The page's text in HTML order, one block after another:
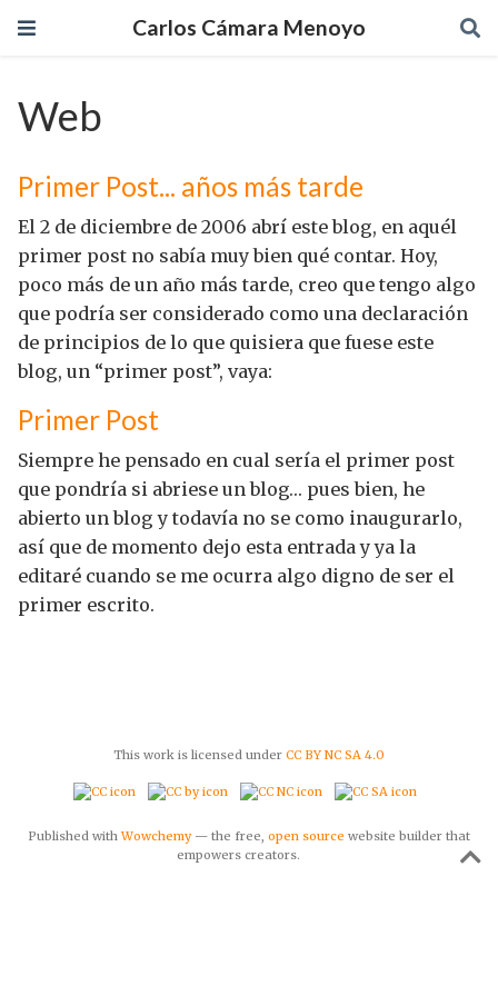
Carlos Cámara Menoyo
Web
Primer Post... años más tarde
El 2 de diciembre de 2006 abrí este blog, en aquél
primer post no sabía muy bien qué contar. Hoy,
poco más de un año más tarde, creo que tengo algo
que podría ser considerado como una declaración
de principios de lo que quisiera que fuese este
blog, un “primer post”, vaya:
Primer Post
Siempre he pensado en cual sería el primer post
que pondría si abriese un blog… pues bien, he
abierto un blog y todavía no se como inaugurarlo,
así que de momento dejo esta entrada y ya la
editaré cuando se me ocurra algo digno de ser el
primer escrito.
This work is licensed under CC BY NC SA 4.0
Published withWowchemy— the free, open source website builder that
empowers creators.